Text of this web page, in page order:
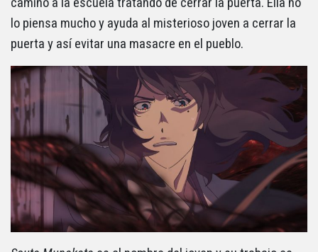
lo piensa mucho y ayuda al misterioso joven a cerrar la
puerta y así evitar una masacre en el pueblo.